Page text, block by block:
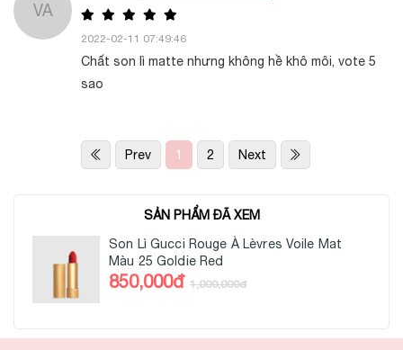
VA
2022-02-11 07:49:46
Chất son lì matte nhưng không hề khô môi, vote 5
sao
Prev 1 2 Next
SẢN PHẨM ĐÃ XEM
Son Lì Gucci Rouge À Lèvres Voile Mat
Màu 25 Goldie Red
850,000đ 1,000,000đ